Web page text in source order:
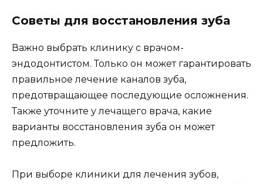
Советы для восстановления зуба
Важно выбрать клинику с врачом-
эндодонтистом. Только он может гарантировать
правильное лечение каналов зуба,
предотвращающее последующие осложнения.
Также уточните у лечащего врача, какие
варианты восстановления зуба он может
предложить.
При выборе клиники для лечения зубов,